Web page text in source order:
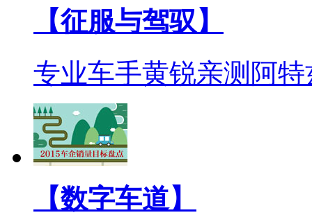
【征服与驾驭】
专业车手黄锐亲测阿特
【数字车道】